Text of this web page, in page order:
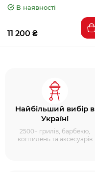
В наявності
11 200 ₴
Найбільший вибір в
Україні
2500+ грилів, барбекю,
коптилень та аксесуарів